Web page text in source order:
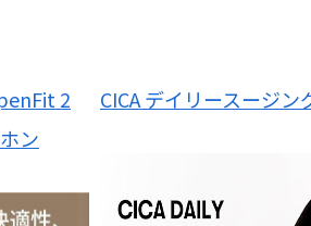
2
ン
CICA デイリースージン